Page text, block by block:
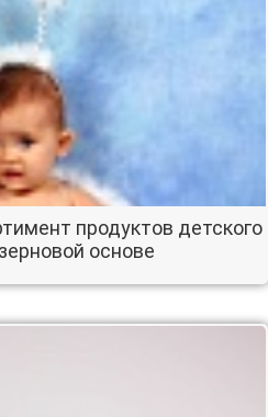
продуктов детского
основе